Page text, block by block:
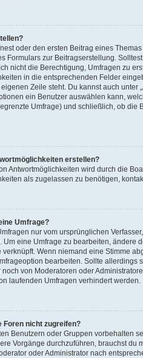
oder den ersten Beitrag eines
Formulars zur Beitragserstellung.
nicht die Berechtigung, Umfragen zu
in die entsprechenden Felder
Zeile steht. Du kannst auch unter
ein Benutzer auswählen kann,
Umfrage) und schließlich, ob die
erstellen?
Antwortmöglichkeiten wird durch die
als zugelassen zu benötigen,
Umfrage?
nur vom ursprünglichen
eine Umfrage zu bearbeiten, ändere
verknüpft. Wenn niemand eine Stimme
bearbeiten. Sollte allerdings
von Moderatoren oder
laufenden Umfragen verhindert werden.
Foren nicht zugreifen?
Benutzern oder Gruppen vorbehalten
Vorgänge durchzuführen, brauchst du
oder Administrator nach